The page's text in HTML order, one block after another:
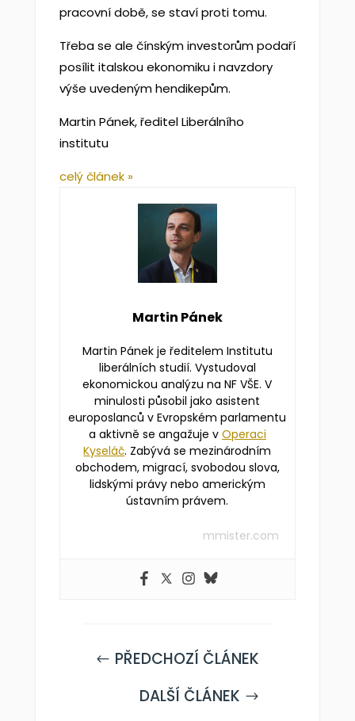
pracovní době, se staví proti tomu.
Třeba se ale čínským investorům podaří
posílit italskou ekonomiku i navzdory
výše uvedeným hendikepům.
Martin Pánek, ředitel Liberálního
institutu
celý článek »
Martin Pánek
Martin Pánek je ředitelem Institutu
liberálních studií. Vystudoval
ekonomickou analýzu na NF VŠE. V
minulosti působil jako asistent
europoslanců v Evropském parlamentu
a aktivně se angažuje v Operaci
Kyseláč. Zabývá se mezinárodním
obchodem, migrací, svobodou slova,
lidskými právy nebo americkým
ústavním právem.
mmister.com
# PŘEDCHOZÍ ČLÁNEK
DALŠÍ ČLÁNEK $